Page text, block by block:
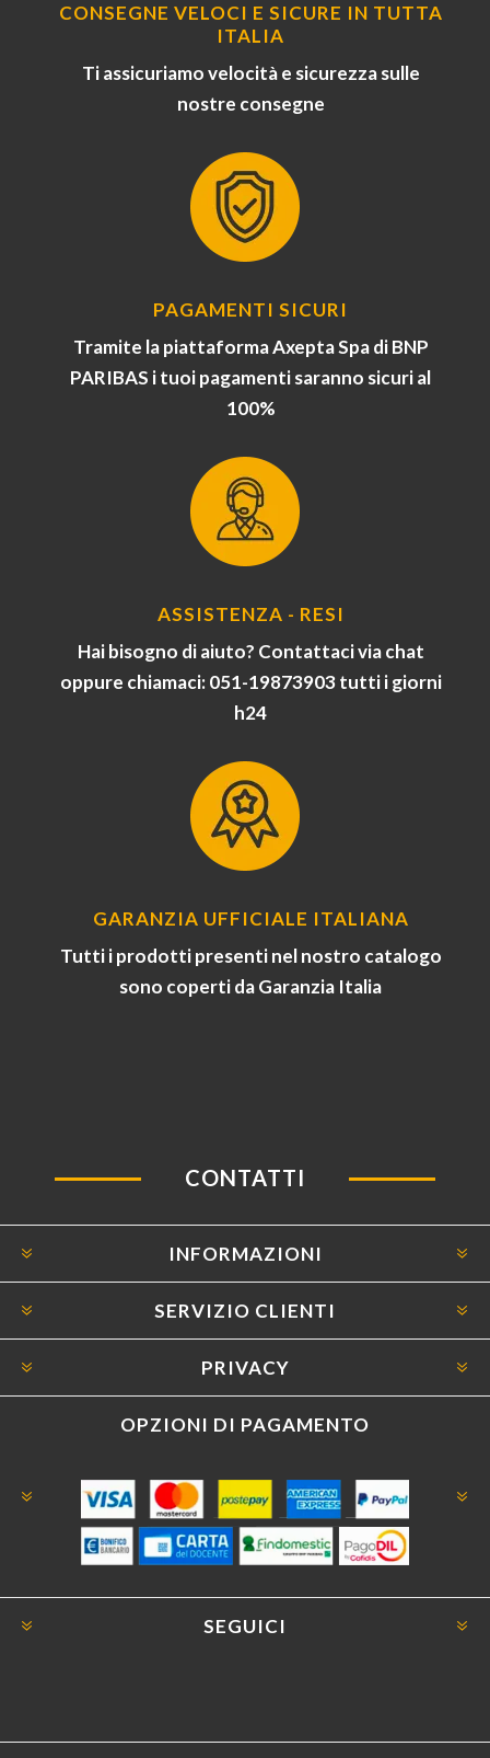
CONSEGNE VELOCI E SICURE IN TUTTA
ITALIA
Ti assicuriamo velocità e sicurezza sulle
nostre consegne
PAGAMENTI SICURI
Tramite la piattaforma Axepta Spa di BNP
PARIBAS i tuoi pagamenti saranno sicuri al
100%
ASSISTENZA - RESI
Hai bisogno di aiuto? Contattaci via chat
oppure chiamaci: 051-19873903 tutti i giorni
h24
GARANZIA UFFICIALE ITALIANA
Tutti i prodotti presenti nel nostro catalogo
sono coperti da Garanzia Italia
CONTATTI
INFORMAZIONI
SERVIZIO CLIENTI
PRIVACY
OPZIONI DI PAGAMENTO
SEGUICI